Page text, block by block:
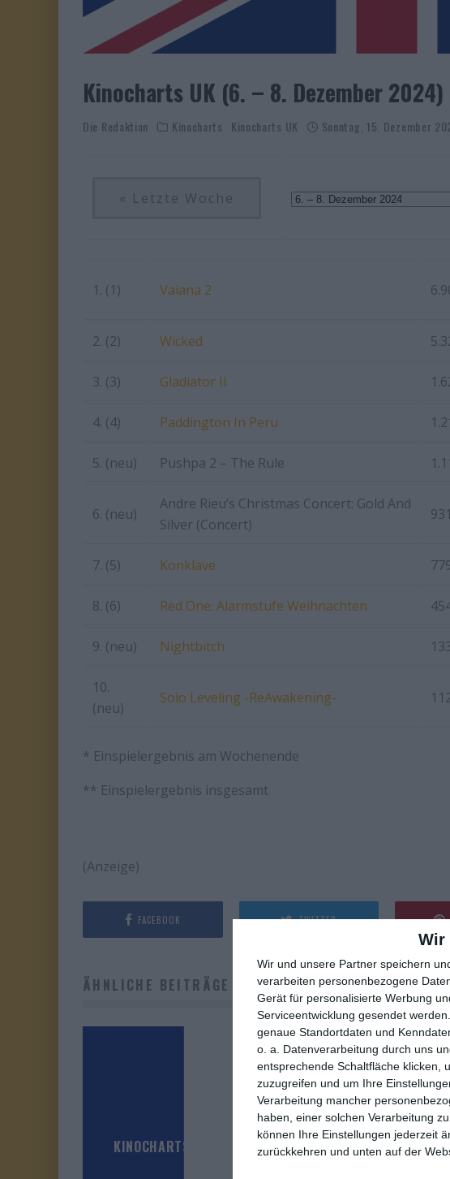
Wir
Wir und unsere Partner speichern
verarbeiten personenbezogene
Gerät für personalisierte Werbung
Serviceentwicklung gesendet werden.
genaue Standortdaten und
o. a. Datenverarbeitung durch uns
entsprechende Schaltfläche klicken,
zuzugreifen und um Ihre
Verarbeitung mancher
haben, einer solchen Verarbeitung
können Ihre Einstellungen jederzeit
zurückkehren und unten auf der
Kinocharts UK (6. – 8. Dezember 2024)
Die Redaktion Kinocharts Kinocharts UK Sonntag, 15. Dezember
« Letzte Woche
1. (1) Vaiana 2
2. (2) Wicked
3. (3) Gladiator II
4. (4) Paddington In Peru
5. (neu) Pushpa 2 – The Rule
6. (neu)
Andre Rieu’s Christmas Concert: Gold And
Silver (Concert)
7. (5) Konklave
8. (6) Red One: Alarmstufe Weihnachten
9. (neu) Nightbitch
10.
(neu)
Solo Leveling -ReAwakening-
* Einspielergebnis am Wochenende
** Einspielergebnis insgesamt
(Anzeige)
FACEBOOK TWITTER
ÄHNLICHE BEITRÄGE
KINOCHARTS FRANKREICH (29. JULI – 4.